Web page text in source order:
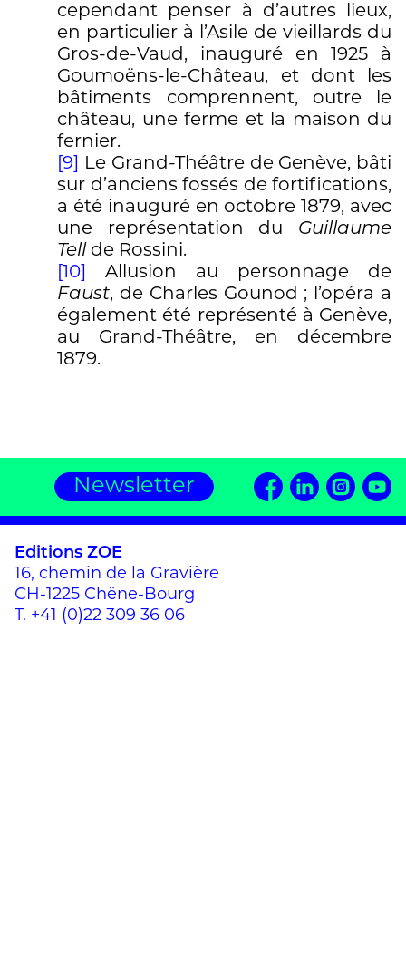
cependant penser à d’autres lieux,
en particulier à l’Asile de vieillards du
Gros-de-Vaud, inauguré en 1925 à
Goumoëns-le-Château, et dont les
bâtiments comprennent, outre le
château, une ferme et la maison du
fernier.
[9]
Le Grand-Théâtre de Genève, bâti
sur d’anciens fossés de fortifications,
a été inauguré en octobre 1879, avec
une représentation du Guillaume
Tell de Rossini.
[10]
Allusion au personnage de
Faust, de Charles Gounod ; l’opéra a
également été représenté à Genève,
au Grand-Théâtre, en décembre
1879.
Newsletter
Editions ZOE
16, chemin de la Gravière
CH-1225 Chêne-Bourg
T. +41 (0)22 309 36 06